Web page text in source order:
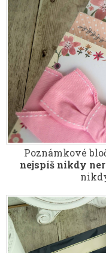
Poznámkové
nejspíš nikdy